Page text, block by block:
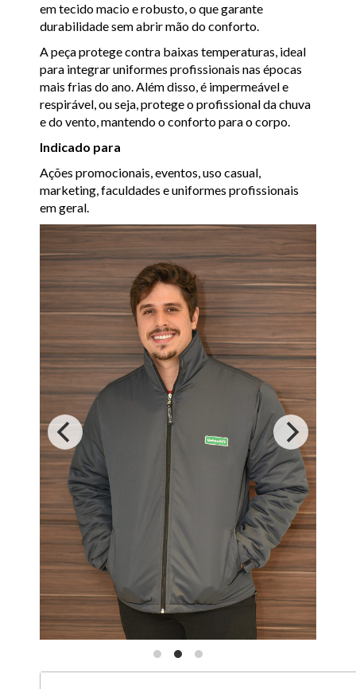
em tecido macio e robusto, o que garante
durabilidade sem abrir mão do conforto.
A peça protege contra baixas temperaturas, ideal
para integrar uniformes profissionais nas épocas
mais frias do ano. Além disso, é impermeável e
respirável, ou seja, protege o profissional da chuva
e do vento, mantendo o conforto para o corpo.
Indicado para
Ações promocionais, eventos, uso casual,
marketing, faculdades e uniformes profissionais
em geral.